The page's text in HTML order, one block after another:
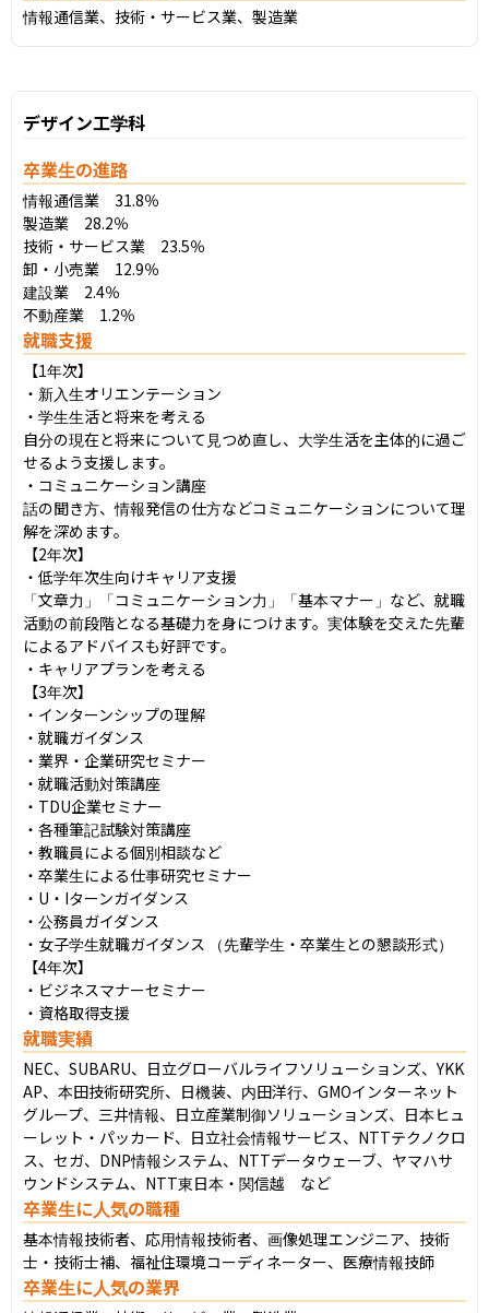
情報通信業、技術・サービス業、製造業
デザイン工学科
卒業生の進路
情報通信業　31.8％
製造業　28.2％
技術・サービス業　23.5％
卸・小売業　12.9％
建設業　2.4％
不動産業　1.2％
就職支援
【1年次】
・新入生オリエンテーション
・学生生活と将来を考える
自分の現在と将来について見つめ直し、大学生活を主体的に過ご
せるよう支援します。
・コミュニケーション講座
話の聞き方、情報発信の仕方などコミュニケーションについて理
解を深めます。
【2年次】
・低学年次生向けキャリア支援
「文章力」「コミュニケーション力」「基本マナー」など、就職
活動の前段階となる基礎力を身につけます。実体験を交えた先輩
によるアドバイスも好評です。
・キャリアプランを考える
【3年次】
・インターンシップの理解
・就職ガイダンス
・業界・企業研究セミナー
・就職活動対策講座
・TDU企業セミナー
・各種筆記試験対策講座
・教職員による個別相談など
・卒業生による仕事研究セミナー
・U・Iターンガイダンス
・公務員ガイダンス
・女子学生就職ガイダンス （先輩学生・卒業生との懇談形式）
【4年次】
・ビジネスマナーセミナー
・資格取得支援
就職実績
NEC、SUBARU、日立グローバルライフソリューションズ、YKK
AP、本田技術研究所、日機装、内田洋行、GMOインターネット
グループ、三井情報、日立産業制御ソリューションズ、日本ヒュ
ーレット・パッカード、日立社会情報サービス、NTTテクノクロ
ス、セガ、DNP情報システム、NTTデータウェーブ、ヤマハサ
ウンドシステム、NTT東日本・関信越　など
卒業生に人気の職種
基本情報技術者、応用情報技術者、画像処理エンジニア、技術
士・技術士補、福祉住環境コーディネーター、医療情報技師
卒業生に人気の業界